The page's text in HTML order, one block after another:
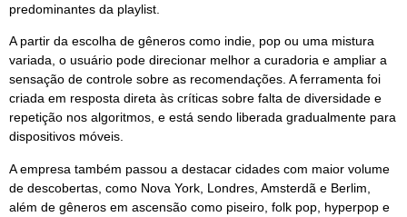
predominantes da playlist.
A partir da escolha de gêneros como indie, pop ou uma mistura
variada, o usuário pode direcionar melhor a curadoria e ampliar a
sensação de controle sobre as recomendações. A ferramenta foi
criada em resposta direta às críticas sobre falta de diversidade e
repetição nos algoritmos, e está sendo liberada gradualmente para
dispositivos móveis.
A empresa também passou a destacar cidades com maior volume
de descobertas, como Nova York, Londres, Amsterdã e Berlim,
além de gêneros em ascensão como piseiro, folk pop, hyperpop e